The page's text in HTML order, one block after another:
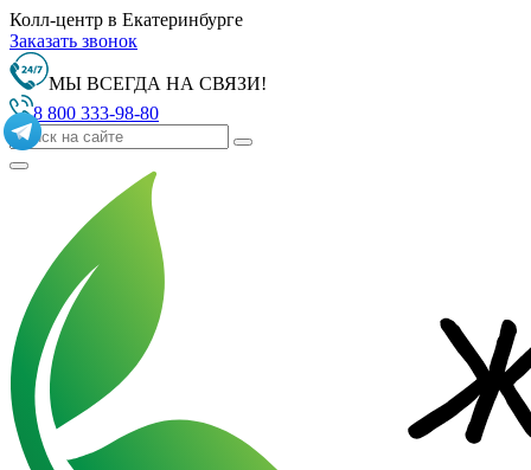
Колл-центр в Екатеринбурге
Заказать звонок
МЫ ВСЕГДА НА СВЯЗИ!
8 800 333-98-80